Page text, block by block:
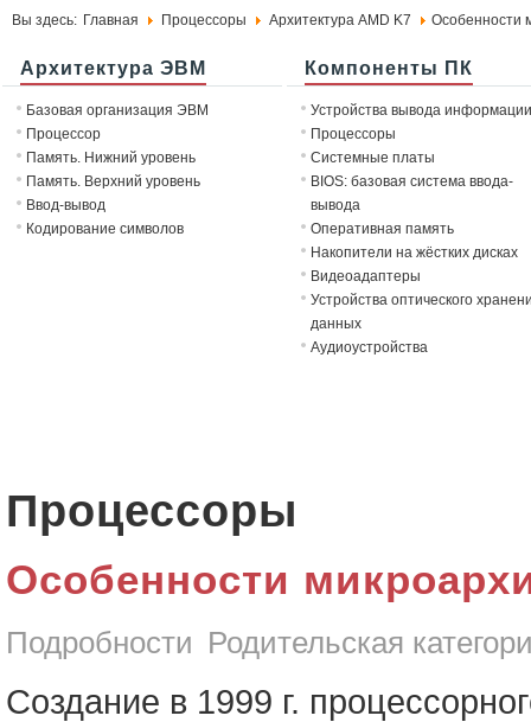
Вы здесь: Главная Процессоры Архитектура AMD K7 Особенности
Архитектура ЭВМ
Базовая организация ЭВМ
Процессор
Память. Нижний уровень
Память. Верхний уровень
Ввод-вывод
Кодирование символов
Компоненты ПК
Устройства вывода информации
Процессоры
Системные платы
BIOS: базовая система ввода-
вывода
Оперативная память
Накопители на жёстких дисках
Видеоадаптеры
Устройства оптического
данных
Аудиоустройства
Процессоры
Особенности
Подробности Родительская
Создание в 1999 г.